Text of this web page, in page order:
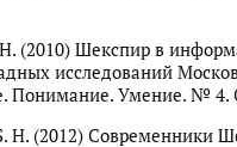
(2010) Шекспир в
исследований
Понимание. Умение. № 4.
Н. (2012) Современники